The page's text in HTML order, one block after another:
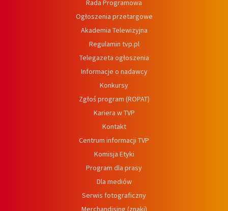
Rada Programowa
Ogłoszenia przetargowe
Akademia Telewizyjna
Regulamin tvp.pl
Telegazeta ogłoszenia
Informacje o nadawcy
Konkursy
Zgłoś program (ROPAT)
Kariera w TVP
Kontakt
Centrum informacji TVP
Komisja Etyki
Program dla prasy
Dla mediów
Serwis fotograficzny
Merchandising (znaki)